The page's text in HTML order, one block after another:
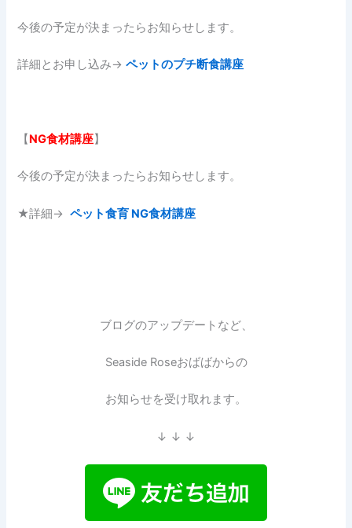
今後の予定が決まったらお知らせします。
詳細とお申し込み→ペットのプチ断食講座
【NG食材講座】
今後の予定が決まったらお知らせします。
★詳細→ペット食育 NG食材講座
ブログのアップデートなど、
Seaside Roseおばばからの
お知らせを受け取れます。
↓ ↓ ↓